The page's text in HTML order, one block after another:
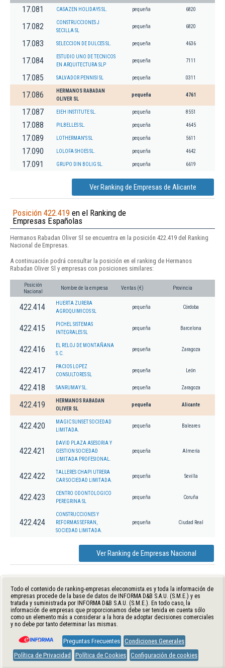
17.081 CASAZEN HOLIDAYS SL. pequeña 6820
17.082
CONSTRUCCIONES J
SECILLA SL
pequeña 6820
17.083 SELECCION DE DULCES SL. pequeña 4636
17.084
ESTUDIO UNO DE TECNICOS
EN ARQUITECTURA SLP
pequeña 7111
17.085 SALVADOR PENNISI SL pequeña 0311
17.086
HERMANOS RABADAN
OLIVER SL
pequeña 4761
17.087 EIEH INSTITUTE SL. pequeña 8551
17.088 PILBELLES SL. pequeña 4645
17.089 LOTHERMAN'S SL pequeña 5611
17.090 LOLOFA SHOES SL. pequeña 4642
17.091 GRUPO DIN BOLIG SL. pequeña 6619
Ver Ranking de Empresas de Alicante
Posición 422.419 en el Ranking de
Empresas Españolas
Hermanos Rabadan Oliver Sl se encuentra en la posición 422.419 del Ranking
Nacional de Empresas.
A continuación podrá consultar la posición en el ranking de Hermanos
Rabadan Oliver Sl y empresas con posiciones similares:
Posición
Nacional
Nombre de la empresa Ventas (€) Provincia
422.414
HUERTA ZURERA
AGROQUIMICOS SL
pequeña Córdoba
422.415
PICHEL SISTEMAS
INTEGRALES SL
pequeña Barcelona
422.416
EL RELOJ DE MONTAÑANA
S.C.
pequeña Zaragoza
422.417
PACIOS LOPEZ
CONSULTORES SL
pequeña León
422.418 SANRUMAY SL. pequeña Zaragoza
422.419
HERMANOS RABADAN
OLIVER SL
pequeña Alicante
422.420
MAGIC SUNSET SOCIEDAD
LIMITADA.
pequeña Baleares
422.421
DAVID PLAZA ASESORIA Y
GESTION SOCIEDAD
LIMITADA PROFESIONAL.
pequeña Almería
422.422
TALLERES CHAPI UTRERA
CAR SOCIEDAD LIMITADA.
pequeña Sevilla
422.423
CENTRO ODONTOLOGICO
PEREGRINA SL
pequeña Coruña
422.424
CONSTRUCCIONES Y
REFORMAS SEFRAN,
SOCIEDAD LIMITADA.
pequeña Ciudad Real
Ver Ranking de Empresas Nacional
Todo el contenido de ranking-empresas.eleconomista.es y toda la información de
empresas procede de la base de datos de INFORMA D&B S.A.U. (S.M.E.) y es
tratada y suministrada por INFORMA D&B S.A.U. (S.M.E.). En todo caso, la
información de empresas que proporcionamos debe ser tenida en cuenta sólo
como un elemento más a considerar a la hora de adoptar decisiones comerciales
y no debe por tanto determinar las mismas.
Preguntas Frecuentes Condiciones Generales
Política de Privacidad
Política de Cookies Configuración de cookies